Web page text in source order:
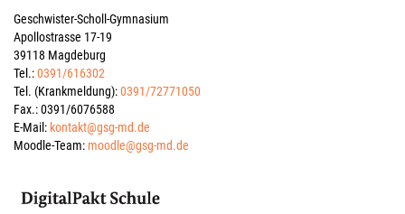
Geschwister-Scholl-Gymnasium
Apollostrasse 17-19
39118 Magdeburg
Tel.:0391/616302
Tel. (Krankmeldung):0391/72771050
Fax.: 0391/6076588
E-Mail: kontakt@gsg-md.de
Moodle-Team: moodle@gsg-md.de